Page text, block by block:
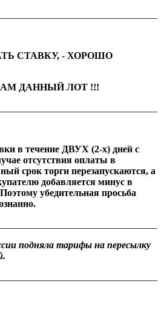
СТАВКУ, - ХОРОШО
ДАННЫЙ ЛОТ !!!
в течение ДВУХ (2-х) дней с
отсутствия оплаты в
срок торги перезапускаются, а
добавляется минус в
убедительная просьба
подняла тарифы на пересылку